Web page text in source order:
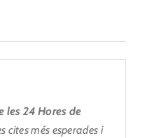
les 24 Hores de
cites més esperades i